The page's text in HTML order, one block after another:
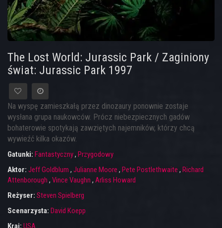
The Lost World: Jurassic Park / Zaginiony
świat: Jurassic Park 1997
Na wyspę zamieszkałą przez dinozaury ponownie zostaje
wysłana grupa naukowców. Prócz niebezpiecznych gadów
bohaterowie spotykają zawziętych najemników, którzy chcą
wywieźć kilka okazów.
Gatunki: Fantastyczny, Przygodowy
Aktor: Jeff Goldblum , Julianne Moore , Pete Postlethwaite , Richard
Attenborough , Vince Vaughn , Arliss Howard
Reżyser: Steven Spielberg
Scenarzysta: David Koepp
Kraj: USA